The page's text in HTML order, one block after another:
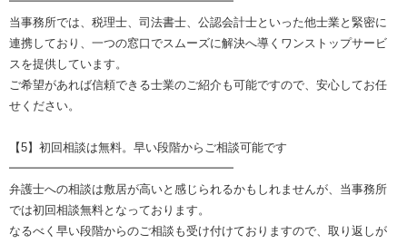
当事務所では、税理士、司法書士、公認会計士といった他士業と緊密に
連携しており、一つの窓口でスムーズに解決へ導くワンストップサービ
スを提供しています。
ご希望があれば信頼できる士業のご紹介も可能ですので、安心してお任
せください。
【5】初回相談は無料。早い段階からご相談可能です
━━━━━━━━━━━━━━━━━━━
弁護士への相談は敷居が高いと感じられるかもしれませんが、当事務所
では初回相談無料となっております。
なるべく早い段階からのご相談も受け付けておりますので、取り返しが